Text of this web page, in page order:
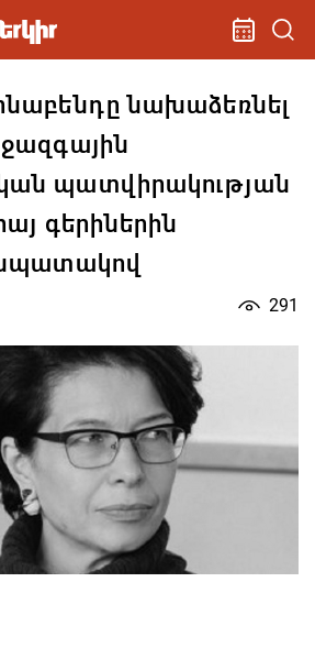
նախաձեռնել
պատվիրակության
գերիներին
նպատակով
291